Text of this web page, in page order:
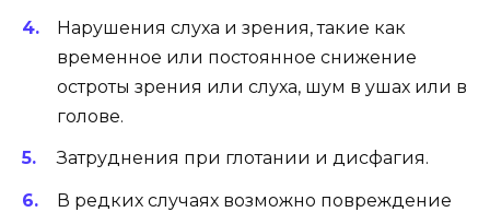
Нарушения слуха и зрения, такие как
временное или постоянное снижение
остроты зрения или слуха, шум в ушах или в
голове.
Затруднения при глотании и дисфагия.
В редких случаях возможно повреждение